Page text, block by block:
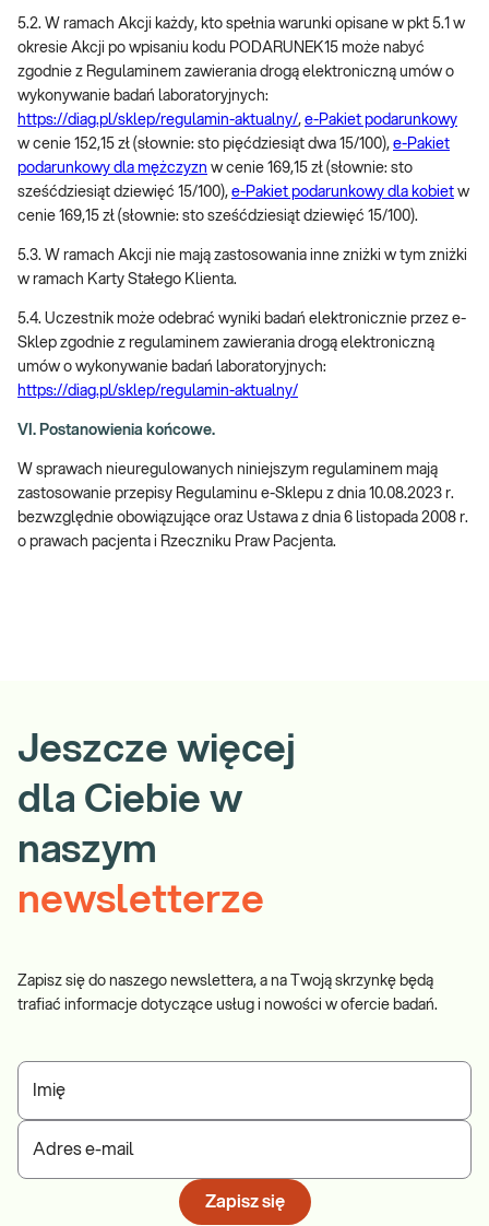
5.2. W ramach Akcji każdy, kto spełnia warunki opisane w pkt 5.1 w
okresie Akcji po wpisaniu kodu PODARUNEK15 może nabyć
zgodnie z Regulaminem zawierania drogą elektroniczną umów o
wykonywanie badań laboratoryjnych:
https://diag.pl/sklep/regulamin-aktualny/, e-Pakiet podarunkowy
w cenie 152,15 zł (słownie: sto pięćdziesiąt dwa 15/100), e-Pakiet
podarunkowy dla mężczyzn w cenie 169,15 zł (słownie: sto
sześćdziesiąt dziewięć 15/100), e-Pakiet podarunkowy dla kobiet w
cenie 169,15 zł (słownie: sto sześćdziesiąt dziewięć 15/100).
5.3. W ramach Akcji nie mają zastosowania inne zniżki w tym zniżki
w ramach Karty Stałego Klienta.
5.4. Uczestnik może odebrać wyniki badań elektronicznie przez e-
Sklep zgodnie z regulaminem zawierania drogą elektroniczną
umów o wykonywanie badań laboratoryjnych:
https://diag.pl/sklep/regulamin-aktualny/
VI. Postanowienia końcowe.
W sprawach nieuregulowanych niniejszym regulaminem mają
zastosowanie przepisy Regulaminu e-Sklepu z dnia 10.08.2023 r.
bezwzględnie obowiązujące oraz Ustawa z dnia 6 listopada 2008 r.
o prawach pacjenta i Rzeczniku Praw Pacjenta.
Jeszcze więcej
dla Ciebie w
naszym
newsletterze
Zapisz się do naszego newslettera, a na Twoją skrzynkę będą
trafiać informacje dotyczące usług i nowości w ofercie badań.
Imię
Adres e-mail
Zapisz się